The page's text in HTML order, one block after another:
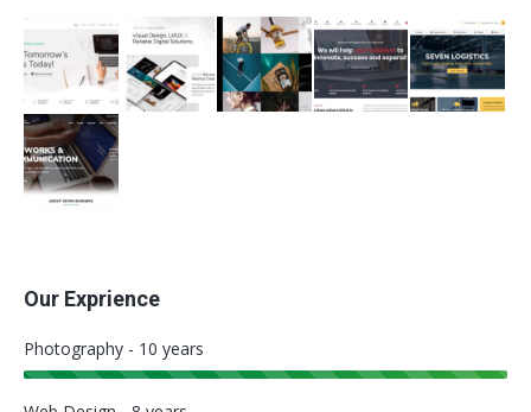
Our Exprience
Photography - 10 years